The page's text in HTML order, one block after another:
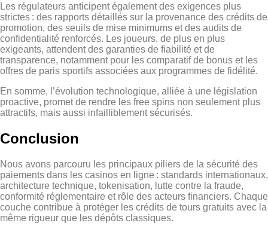
Les régulateurs anticipent également des exigences plus
strictes : des rapports détaillés sur la provenance des crédits de
promotion, des seuils de mise minimums et des audits de
confidentialité renforcés. Les joueurs, de plus en plus
exigeants, attendent des garanties de fiabilité et de
transparence, notamment pour les comparatif de bonus et les
offres de paris sportifs associées aux programmes de fidélité.
En somme, l’évolution technologique, alliée à une législation
proactive, promet de rendre les free spins non seulement plus
attractifs, mais aussi infailliblement sécurisés.
Conclusion
Nous avons parcouru les principaux piliers de la sécurité des
paiements dans les casinos en ligne : standards internationaux,
architecture technique, tokenisation, lutte contre la fraude,
conformité réglementaire et rôle des acteurs financiers. Chaque
couche contribue à protéger les crédits de tours gratuits avec la
même rigueur que les dépôts classiques.